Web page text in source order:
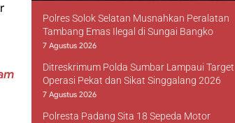
Polres Solok Selatan Musnahkan Peralatan
Tambang Emas Ilegal di Sungai Bangko
7 Agustus 2026
Ditreskrimum Polda Sumbar Lampaui Target
Operasi Pekat dan Sikat Singgalang 2026
7 Agustus 2026
Polresta Padang Sita 18 Sepeda Motor